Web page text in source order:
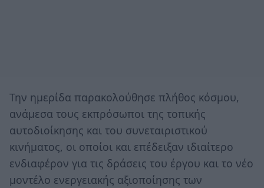
Την ημερίδα παρακολούθησε πλήθος κόσμου,
ανάμεσα τους εκπρόσωποι της τοπικής
αυτοδιοίκησης και του συνεταιριστικού
κινήματος, οι οποίοι και επέδειξαν ιδιαίτερο
ενδιαφέρον για τις δράσεις του έργου και το νέο
μοντέλο ενεργειακής αξιοποίησης των